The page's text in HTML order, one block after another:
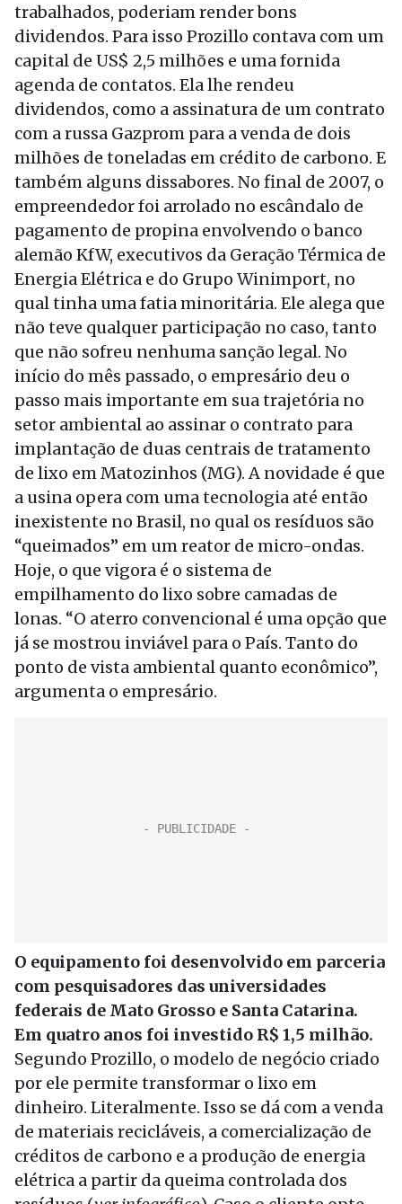
trabalhados, poderiam render bons
dividendos. Para isso Prozillo contava com um
capital de US$ 2,5 milhões e uma fornida
agenda de contatos. Ela lhe rendeu
dividendos, como a assinatura de um contrato
com a russa Gazprom para a venda de dois
milhões de toneladas em crédito de carbono. E
também alguns dissabores. No final de 2007, o
empreendedor foi arrolado no escândalo de
pagamento de propina envolvendo o banco
alemão KfW, executivos da Geração Térmica de
Energia Elétrica e do Grupo Winimport, no
qual tinha uma fatia minoritária. Ele alega que
não teve qualquer participação no caso, tanto
que não sofreu nenhuma sanção legal. No
início do mês passado, o empresário deu o
passo mais importante em sua trajetória no
setor ambiental ao assinar o contrato para
implantação de duas centrais de tratamento
de lixo em Matozinhos (MG). A novidade é que
a usina opera com uma tecnologia até então
inexistente no Brasil, no qual os resíduos são
“queimados” em um reator de micro-ondas.
Hoje, o que vigora é o sistema de
empilhamento do lixo sobre camadas de
lonas. “O aterro convencional é uma opção que
já se mostrou inviável para o País. Tanto do
ponto de vista ambiental quanto econômico”,
argumenta o empresário.
O equipamento foi desenvolvido em parceria
com pesquisadores das universidades
federais de Mato Grosso e Santa Catarina.
Em quatro anos foi investido R$ 1,5 milhão.
Segundo Prozillo, o modelo de negócio criado
por ele permite transformar o lixo em
dinheiro. Literalmente. Isso se dá com a venda
de materiais recicláveis, a comercialização de
créditos de carbono e a produção de energia
elétrica a partir da queima controlada dos